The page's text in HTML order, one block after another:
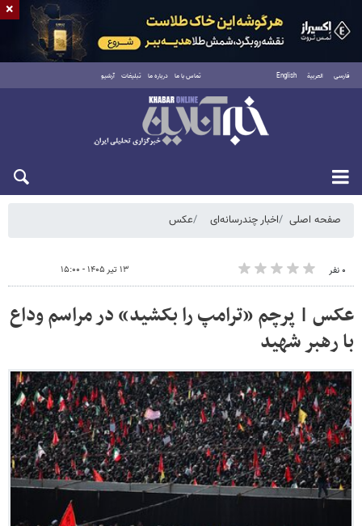
فارسی العربية English تماس با ما درباره ما تبلیغات آرشیو
جمعه ۱۶ مرداد ۱۴۰۵
صفحه اصلی اخبار چندرسانه‌ای عکس
۰ نفر ۱۳ تیر ۱۴۰۵ - ۱۵:۰۰
عکس | پرچم «ترامپ را بکشید» در مراسم وداع
با رهبر شهید
×